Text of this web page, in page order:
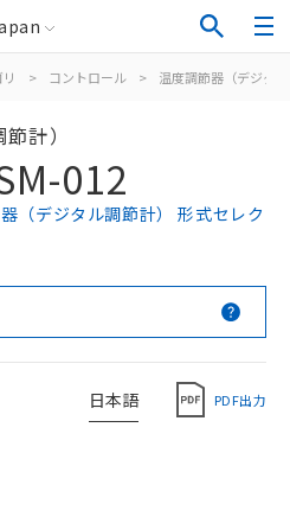
> コントロール > 温度調節器（デジタ
計）
012
（デジタル調節計） 形式セレク
日本語 PDF出力